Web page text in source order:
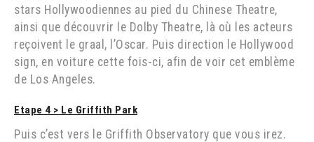
stars Hollywoodiennes au pied du Chinese Theatre,
ainsi que découvrir le Dolby Theatre, là où les acteurs
reçoivent le graal, l’Oscar. Puis direction le Hollywood
sign, en voiture cette fois-ci, afin de voir cet emblème
de Los Angeles.
Etape 4 > Le Griffith Park
Puis c’est vers le Griffith Observatory que vous irez.